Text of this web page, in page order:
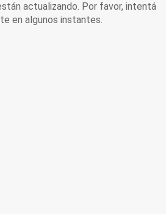
actualizando. Por favor, intentá
en algunos instantes.